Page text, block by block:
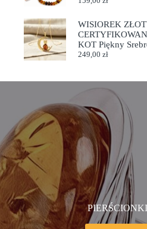
WISIOREK
KOT Piękny
249,00 zł
PIERŚCIONKI